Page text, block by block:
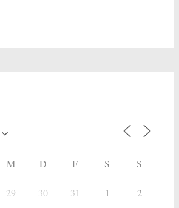
M D F S S
29 30 31 1 2